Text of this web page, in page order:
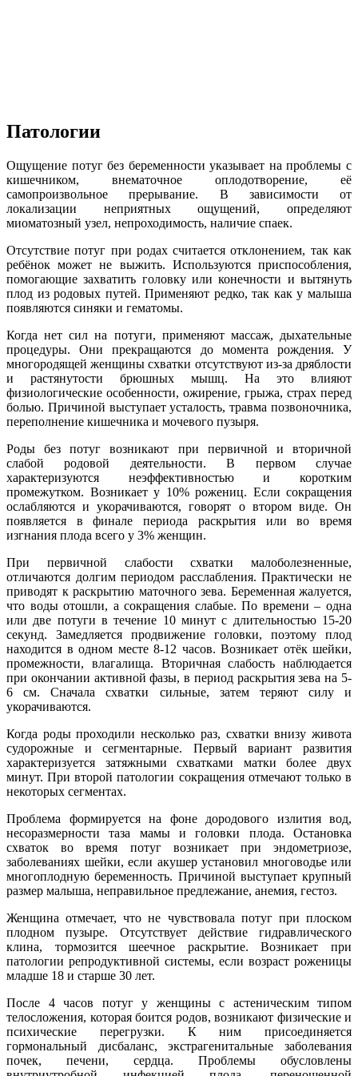
Патологии
Ощущение потуг без беременности указывает на проблемы с
кишечником, внематочное оплодотворение, её
самопроизвольное прерывание. В зависимости от
локализации неприятных ощущений, определяют
миоматозный узел, непроходимость, наличие спаек.
Отсутствие потуг при родах считается отклонением, так как
ребёнок может не выжить. Используются приспособления,
помогающие захватить головку или конечности и вытянуть
плод из родовых путей. Применяют редко, так как у малыша
появляются синяки и гематомы.
Когда нет сил на потуги, применяют массаж, дыхательные
процедуры. Они прекращаются до момента рождения. У
многородящей женщины схватки отсутствуют из-за дряблости
и растянутости брюшных мышц. На это влияют
физиологические особенности, ожирение, грыжа, страх перед
болью. Причиной выступает усталость, травма позвоночника,
переполнение кишечника и мочевого пузыря.
Роды без потуг возникают при первичной и вторичной
слабой родовой деятельности. В первом случае
характеризуются неэффективностью и коротким
промежутком. Возникает у 10% рожениц. Если сокращения
ослабляются и укорачиваются, говорят о втором виде. Он
появляется в финале периода раскрытия или во время
изгнания плода всего у 3% женщин.
При первичной слабости схватки малоболезненные,
отличаются долгим периодом расслабления. Практически не
приводят к раскрытию маточного зева. Беременная жалуется,
что воды отошли, а сокращения слабые. По времени – одна
или две потуги в течение 10 минут с длительностью 15-20
секунд. Замедляется продвижение головки, поэтому плод
находится в одном месте 8-12 часов. Возникает отёк шейки,
промежности, влагалища. Вторичная слабость наблюдается
при окончании активной фазы, в период раскрытия зева на 5-
6 см. Сначала схватки сильные, затем теряют силу и
укорачиваются.
Когда роды проходили несколько раз, схватки внизу живота
судорожные и сегментарные. Первый вариант развития
характеризуется затяжными схватками матки более двух
минут. При второй патологии сокращения отмечают только в
некоторых сегментах.
Проблема формируется на фоне дородового излития вод,
несоразмерности таза мамы и головки плода. Остановка
схваток во время потуг возникает при эндометриозе,
заболеваниях шейки, если акушер установил многоводье или
многоплодную беременность. Причиной выступает крупный
размер малыша, неправильное предлежание, анемия, гестоз.
Женщина отмечает, что не чувствовала потуг при плоском
плодном пузыре. Отсутствует действие гидравлического
клина, тормозится шеечное раскрытие. Возникает при
патологии репродуктивной системы, если возраст роженицы
младше 18 и старше 30 лет.
После 4 часов потуг у женщины с астеническим типом
телосложения, которая боится родов, возникают физические и
психические перегрузки. К ним присоединяется
гормональный дисбаланс, экстрагенитальные заболевания
почек, печени, сердца. Проблемы обусловлены